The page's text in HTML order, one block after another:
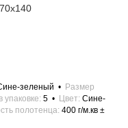
зеленый
Размер
упаковке 5 Цвет Сине-
полотенца 400 г/м.кв ±